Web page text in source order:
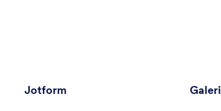
Jotform Galeri